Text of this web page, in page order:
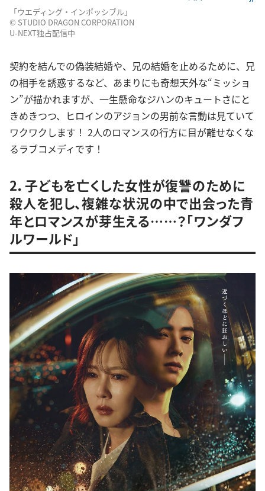
「ウエディング・インポッシブル」
© STUDIO DRAGON CORPORATION
U-NEXT独占配信中
契約を結んでの偽装結婚や、兄の結婚を止めるために、兄
の相手を誘惑するなど、あまりにも奇想天外な“ミッショ
ン”が描かれますが、一生懸命なジハンのキュートさにと
きめきつつ、ヒロインのアジョンの男前な言動は見ていて
ワクワクします！ 2人のロマンスの行方に目が離せなくな
るラブコメディです！
2．子どもを亡くした女性が復讐のために
殺人を犯し、複雑な状況の中で出会った青
年とロマンスが芽生える……？「ワンダフ
ルワールド」